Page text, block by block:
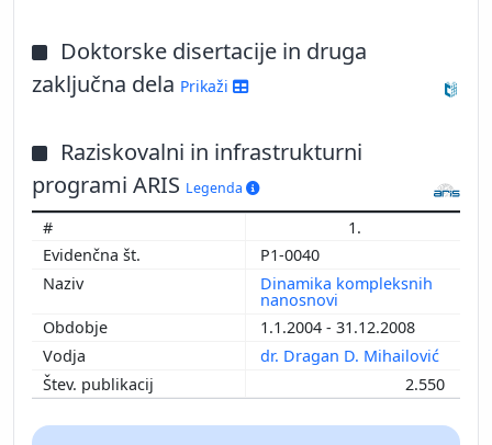
Doktorske disertacije in druga
zaključna dela Prikaži
Raziskovalni in infrastrukturni
programi ARIS Legenda
1.
P1-0040
Dinamika kompleksnih
nanosnovi
1.1.2004 - 31.12.2008
dr. Dragan D. Mihailović
2.550